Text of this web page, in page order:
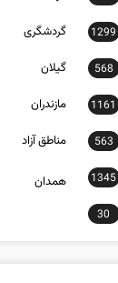
1877 کرمانشاه
1299 گردشگری
568 گیلان
1161 مازندران
563
1345